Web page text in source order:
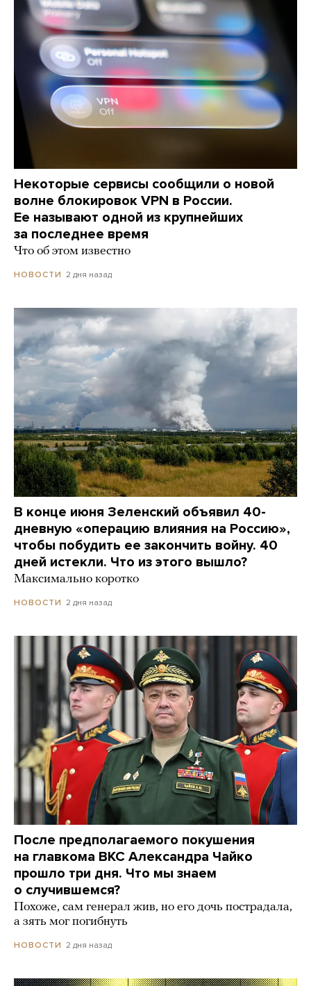
Некоторые сервисы сообщили о новой
волне блокировок VPN в России.
Ее называют одной из крупнейших
за последнее время
Что об этом известно
НОВОСТИ 2 дня назад
В конце июня Зеленский объявил 40-
дневную «операцию влияния на Россию»,
чтобы побудить ее закончить войну. 40
дней истекли. Что из этого вышло?
Максимально коротко
НОВОСТИ 2 дня назад
После предполагаемого покушения
на главкома ВКС Александра Чайко
прошло три дня. Что мы знаем
о случившемся?
Похоже, сам генерал жив, но его дочь пострадала,
а зять мог погибнуть
НОВОСТИ 2 дня назад